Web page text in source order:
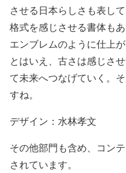
させる日本らしさも表して
格式を感じさせる書体も
エンブレムのように仕上が
とはいえ、古さは感じさ
て未来へつなげていく。
すね。
デザイン：水林孝文
その他部門も含め、コン
されています。